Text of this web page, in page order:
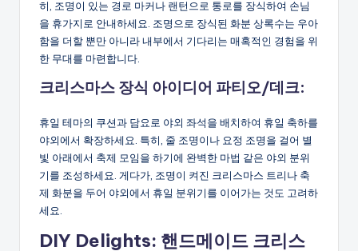
히, 조명이 있는 경로 마커나 랜턴으로 통로를 장식하여 손님
을 휴가지로 안내하세요. 조명으로 장식된 화분 상록수는 우아
함을 더할 뿐만 아니라 내부에서 기다리는 매혹적인 경험을 위
한 무대를 마련합니다.
크리스마스 장식 아이디어 파티오/데크:
휴일 테마의 쿠션과 담요로 야외 좌석을 배치하여 휴일 축하를
야외에서 확장하세요. 특히, 줄 조명이나 요정 조명을 걸어 별
빛 아래에서 축제 모임을 하기에 완벽한 마법 같은 야외 분위
기를 조성하세요. 게다가, 조명이 켜진 크리스마스 트리나 축
제 화분을 두어 야외에서 휴일 분위기를 이어가는 것도 고려하
세요.
DIY Delights: 핸드메이드 크리스